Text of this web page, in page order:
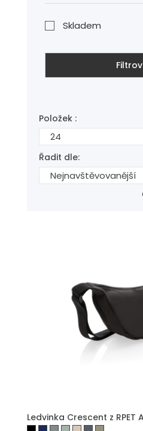
Skladem
Položek :
24
Řadit dle:
Nejnavštěvovanější
Ledvinka Crescent z RPET